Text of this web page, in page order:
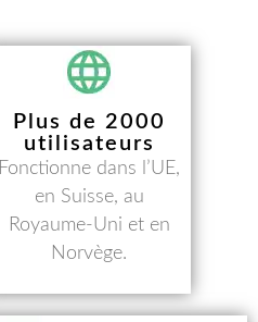
Plus de 2000
utilisateurs
Fonctionne dans l’UE,
en Suisse, au
Royaume-Uni et en
Norvège.